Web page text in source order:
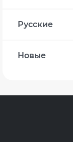
Русские
Новые